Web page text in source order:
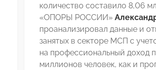
количество составило 8,06
«ОПОРЫ РОССИИ»
проанализировал данные и
занятых в секторе МСП с
на профессиональный доход
миллионов человек, как и